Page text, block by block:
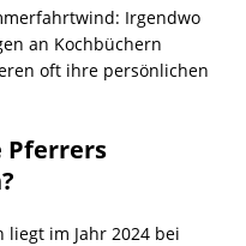
Irgendwo
an Kochbüchern
oft ihre persönlichen
Pferrers
liegt im Jahr 2024 bei